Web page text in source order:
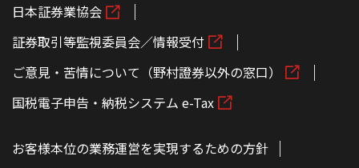
日本証券業協会
証券取引等監視委員会／情報受付
ご意見・苦情について（野村證券以外の窓口）
国税電子申告・納税システム e-Tax
お客様本位の業務運営を実現するための方針